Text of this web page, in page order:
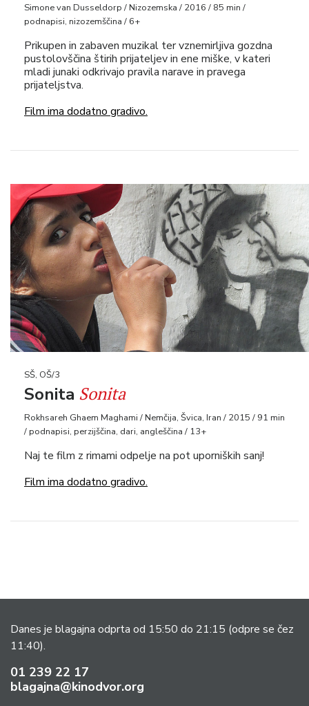
Simone van Dusseldorp / Nizozemska / 2016 / 85 min /
podnapisi, nizozemščina / 6+
Prikupen in zabaven muzikal ter vznemirljiva gozdna
pustolovščina štirih prijateljev in ene miške, v kateri
mladi junaki odkrivajo pravila narave in pravega
prijateljstva.
Film ima dodatno gradivo.
SŠ, OŠ/3
Sonita Sonita
Rokhsareh Ghaem Maghami / Nemčija, Švica, Iran / 2015 / 91 min
/ podnapisi, perzijščina, dari, angleščina / 13+
Naj te film z rimami odpelje na pot uporniških sanj!
Film ima dodatno gradivo.
Danes je blagajna odprta od 15:50 do 21:15 (odpre se čez
11:40).
01 239 22 17
blagajna@kinodvor.org